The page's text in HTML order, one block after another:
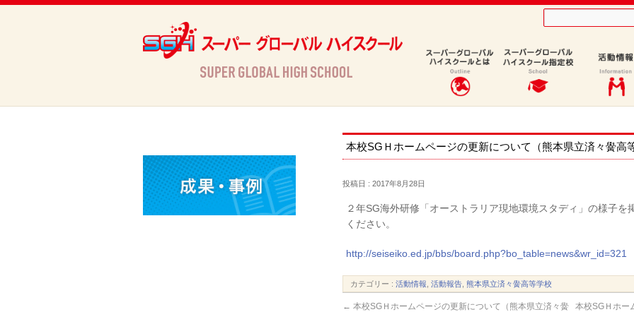
本校SGＨホームページの更新について（熊本県立済々黌高等学校）
本校SGＨホームページの更新について（熊本県立済々黌高
投稿日 : 2017年8月28日
２年SG海外研修「オーストラリア現地環境スタディ」の様子を
ください。
http://seiseiko.ed.jp/bbs/board.php?bo_table=news&wr_id=321
カテゴリー : 活動情報 活動報告, 熊本県立済々黌高等学校
← 本校SGＨホームページの更新について（熊本県立済々黌
本校SGＨホー